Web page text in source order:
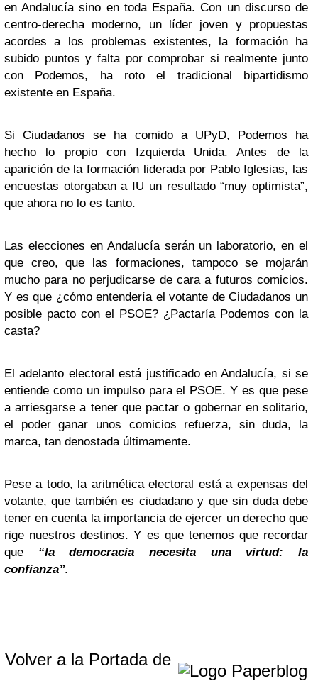
en Andalucía sino en toda España. Con un discurso de
centro-derecha moderno, un líder joven y propuestas
acordes a los problemas existentes, la formación ha
subido puntos y falta por comprobar si realmente junto
con Podemos, ha roto el tradicional bipartidismo
existente en España.
Si Ciudadanos se ha comido a UPyD, Podemos ha
hecho lo propio con Izquierda Unida. Antes de la
aparición de la formación liderada por Pablo Iglesias, las
encuestas otorgaban a IU un resultado “muy optimista”,
que ahora no lo es tanto.
Las elecciones en Andalucía serán un laboratorio, en el
que creo, que las formaciones, tampoco se mojarán
mucho para no perjudicarse de cara a futuros comicios.
Y es que ¿cómo entendería el votante de Ciudadanos un
posible pacto con el PSOE? ¿Pactaría Podemos con la
casta?
El adelanto electoral está justificado en Andalucía, si se
entiende como un impulso para el PSOE. Y es que pese
a arriesgarse a tener que pactar o gobernar en solitario,
el poder ganar unos comicios refuerza, sin duda, la
marca, tan denostada últimamente.
Pese a todo, la aritmética electoral está a expensas del
votante, que también es ciudadano y que sin duda debe
tener en cuenta la importancia de ejercer un derecho que
rige nuestros destinos. Y es que tenemos que recordar
que “la democracia necesita una virtud: la
confianza”.
Volver a la Portada de